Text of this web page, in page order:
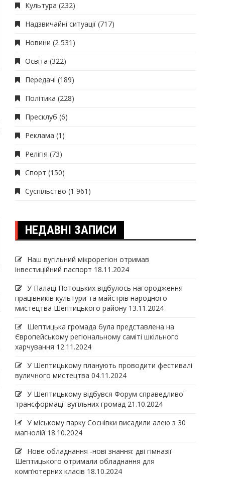
Культура (232)
Надзвичайні ситуації (717)
Новини (2 531)
Освіта (322)
Передачі (189)
Політика (228)
Пресклуб (6)
Реклама (1)
Релігія (73)
Спорт (150)
Суспільство (1 961)
НЕДАВНІ ЗАПИСИ
Наш вугільний мікрорегіон отримав
інвеcтиційний паспорт 18.11.2024
У Палаці Потоцьких відбулось нагородження
працівників культури та майстрів народного
мистецтва Шептицького району 13.11.2024
Шептицька громада була представлена на
Європейському регіональному саміті шкільного
харчування 12.11.2024
У Шептицькому планують проводити фестивалі
вуличного мистецтва 04.11.2024
У Шептицькому відбувся Форум справедливої
трансформації вугільних громад 21.10.2024
У міському парку Соснівки висадили алею з 30
магнолій 18.10.2024
Нове обладнання -нові знання: дві гімназії
Шептицького отримали обладнання для
комп’ютерних класів 18.10.2024